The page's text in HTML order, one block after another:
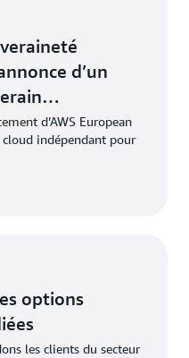
d’un
d’AWS European
indépendant pour
options
les clients du secteur